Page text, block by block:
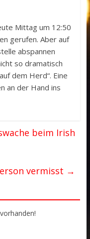
Mittag um 12:50
gerufen. Aber auf
abspannen
so dramatisch
dem Herd“. Eine
an der Hand ins
beim Irish
vermisst →